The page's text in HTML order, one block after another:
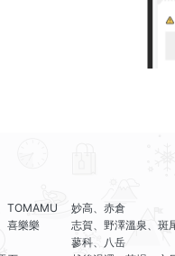
TOMAMU
喜樂樂
妙高、赤倉
志賀、野澤溫泉、斑
蓼科、八岳